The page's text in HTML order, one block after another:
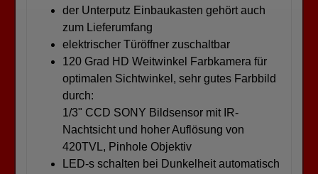
der Unterputz Einbaukasten gehört auch
zum Lieferumfang
elektrischer Türöffner zuschaltbar
120 Grad HD Weitwinkel Farbkamera für
optimalen Sichtwinkel, sehr gutes Farbbild
durch:
1/3" CCD SONY Bildsensor mit IR-
Nachtsicht und hoher Auflösung von
420TVL, Pinhole Objektiv
LED-s schalten bei Dunkelheit automatisch